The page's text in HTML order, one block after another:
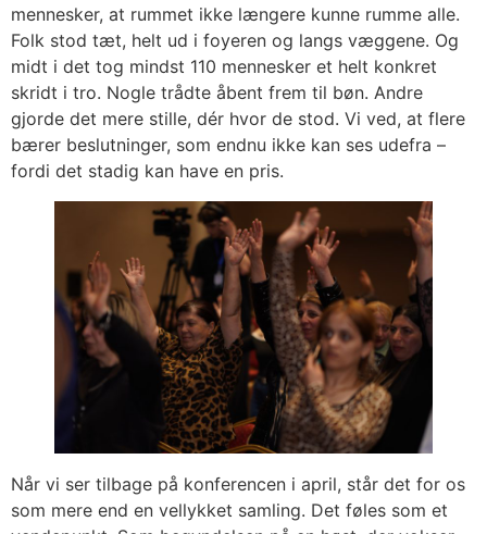
mennesker, at rummet ikke længere kunne rumme alle.
Folk stod tæt, helt ud i foyeren og langs væggene. Og
midt i det tog mindst 110 mennesker et helt konkret
skridt i tro. Nogle trådte åbent frem til bøn. Andre
gjorde det mere stille, dér hvor de stod. Vi ved, at flere
bærer beslutninger, som endnu ikke kan ses udefra –
fordi det stadig kan have en pris.
Når vi ser tilbage på konferencen i april, står det for os
som mere end en vellykket samling. Det føles som et